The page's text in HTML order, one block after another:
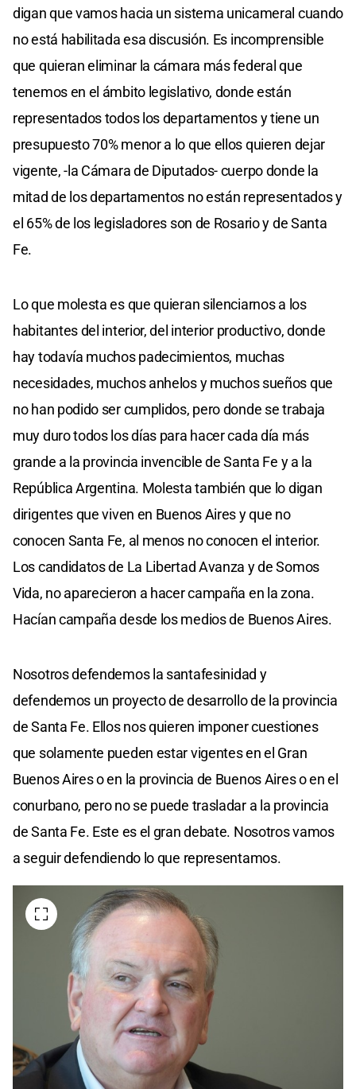
digan que vamos hacia un sistema unicameral cuando
no está habilitada esa discusión. Es incomprensible
que quieran eliminar la cámara más federal que
tenemos en el ámbito legislativo, donde están
representados todos los departamentos y tiene un
presupuesto 70% menor a lo que ellos quieren dejar
vigente, -la Cámara de Diputados- cuerpo donde la
mitad de los departamentos no están representados y
el 65% de los legisladores son de Rosario y de Santa
Fe.
Lo que molesta es que quieran silenciarnos a los
habitantes del interior, del interior productivo, donde
hay todavía muchos padecimientos, muchas
necesidades, muchos anhelos y muchos sueños que
no han podido ser cumplidos, pero donde se trabaja
muy duro todos los días para hacer cada día más
grande a la provincia invencible de Santa Fe y a la
República Argentina. Molesta también que lo digan
dirigentes que viven en Buenos Aires y que no
conocen Santa Fe, al menos no conocen el interior.
Los candidatos de La Libertad Avanza y de Somos
Vida, no aparecieron a hacer campaña en la zona.
Hacían campaña desde los medios de Buenos Aires.
Nosotros defendemos la santafesinidad y
defendemos un proyecto de desarrollo de la provincia
de Santa Fe. Ellos nos quieren imponer cuestiones
que solamente pueden estar vigentes en el Gran
Buenos Aires o en la provincia de Buenos Aires o en el
conurbano, pero no se puede trasladar a la provincia
de Santa Fe. Este es el gran debate. Nosotros vamos
a seguir defendiendo lo que representamos.